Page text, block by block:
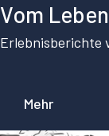
Vom
Erlebnisberichte
Mehr